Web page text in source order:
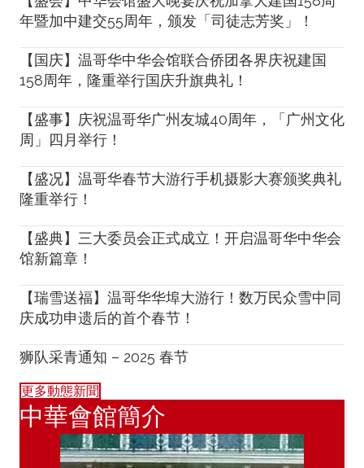
年暨加中建交55周年，颁发「司徒志芳奖」！
【国庆】温哥华中华会馆联合侨团各界庆祝建国
158周年，隆重举行国庆升旗典礼！
【盛事】庆祝温哥华广州友城40周年，「广州文化
周」四月举行！
【盛况】温哥华春节大游行手机摄影大赛颁奖典礼
隆重举行！
【盛典】三大委员会正式成立！开启温哥华中华会
馆新篇章！
【瑞雪送福】温哥华华埠大游行！数万民众雪中同
庆成功申遗后的首个春节！
狮队采青通知 – 2025 春节
更多動態新聞
中華會館簡介